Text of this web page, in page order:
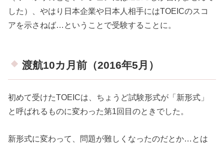
した）、やはり日本企業や日本人相手にはTOEICのスコ
アを示さねば…ということで受験することに。
渡航10カ月前（2016年5月）
初めて受けたTOEICは、ちょうど試験形式が「新形式」
と呼ばれるものに変わった第1回目のときでした。
新形式に変わって、問題が難しくなったのだとか…とは